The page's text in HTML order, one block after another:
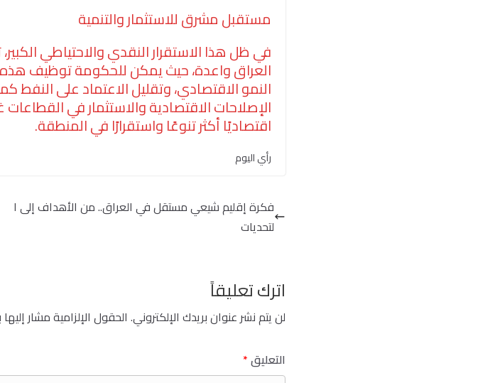
مستقبل مشرق للاستثمار والتنمية
في ظل هذا الاستقرار النقدي والاحتياطي
العراق واعدة، حيث يمكن للحكومة توظيف هذه
النمو الاقتصادي، وتقليل الاعتماد على النفط
الإصلاحات الاقتصادية والاستثمار في
اقتصاديًا أكثر تنوعًا واستقرارًا في المنطقة.
رأي اليوم
فكرة إقليم شيعي مستقل في العراق.. من الأهداف إلى ا
لتحديات
اترك تعليقاً
لن يتم نشر عنوان بريدك الإلكتروني. الحقول الإلزامية مشار إليها
التعليق*